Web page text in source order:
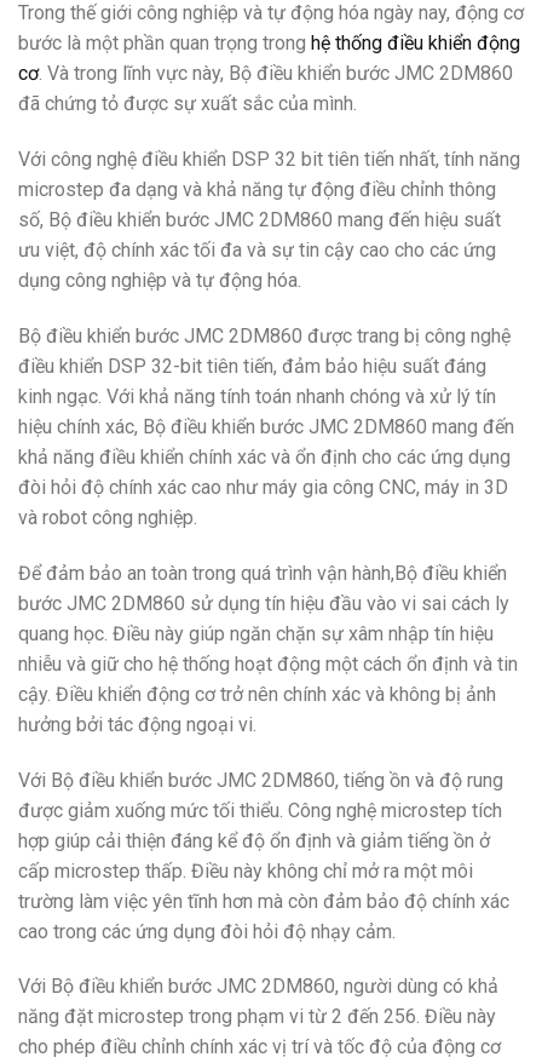
Trong thế giới công nghiệp và tự động hóa ngày nay, động cơ
bước là một phần quan trọng trong hệ thống điều khiển động
cơ. Và trong lĩnh vực này, Bộ điều khiển bước JMC 2DM860
đã chứng tỏ được sự xuất sắc của mình.
Với công nghệ điều khiển DSP 32 bit tiên tiến nhất, tính năng
microstep đa dạng và khả năng tự động điều chỉnh thông
số, Bộ điều khiển bước JMC 2DM860 mang đến hiệu suất
ưu việt, độ chính xác tối đa và sự tin cậy cao cho các ứng
dụng công nghiệp và tự động hóa.
Bộ điều khiển bước JMC 2DM860 được trang bị công nghệ
điều khiển DSP 32-bit tiên tiến, đảm bảo hiệu suất đáng
kinh ngạc. Với khả năng tính toán nhanh chóng và xử lý tín
hiệu chính xác, Bộ điều khiển bước JMC 2DM860 mang đến
khả năng điều khiển chính xác và ổn định cho các ứng dụng
đòi hỏi độ chính xác cao như máy gia công CNC, máy in 3D
và robot công nghiệp.
Để đảm bảo an toàn trong quá trình vận hành,Bộ điều khiển
bước JMC 2DM860 sử dụng tín hiệu đầu vào vi sai cách ly
quang học. Điều này giúp ngăn chặn sự xâm nhập tín hiệu
nhiễu và giữ cho hệ thống hoạt động một cách ổn định và tin
cậy. Điều khiển động cơ trở nên chính xác và không bị ảnh
hưởng bởi tác động ngoại vi.
Với Bộ điều khiển bước JMC 2DM860, tiếng ồn và độ rung
được giảm xuống mức tối thiểu. Công nghệ microstep tích
hợp giúp cải thiện đáng kể độ ổn định và giảm tiếng ồn ở
cấp microstep thấp. Điều này không chỉ mở ra một môi
trường làm việc yên tĩnh hơn mà còn đảm bảo độ chính xác
cao trong các ứng dụng đòi hỏi độ nhạy cảm.
Với Bộ điều khiển bước JMC 2DM860, người dùng có khả
năng đặt microstep trong phạm vi từ 2 đến 256. Điều này
cho phép điều chỉnh chính xác vị trí và tốc độ của động cơ